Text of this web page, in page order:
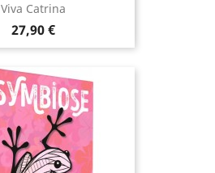
Viva Catrina
Prix
27,90 €